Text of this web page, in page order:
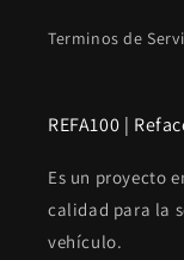
Terminos de
REFA100 |
Es un proyecto
calidad para la
vehículo.